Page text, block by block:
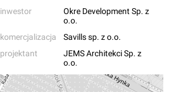
inwestor
Okre Development Sp. z
o.o.
komercjalizacja
Savills sp. z o.o.
projektant
JEMS Architekci Sp. z
o.o.